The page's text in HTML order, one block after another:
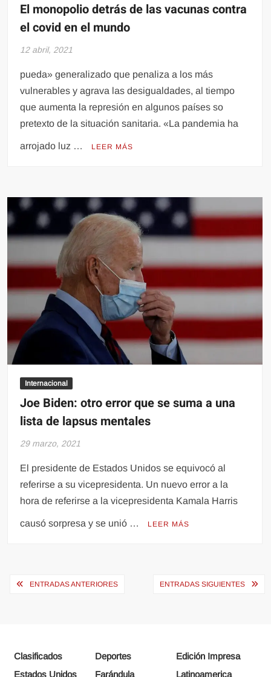
El monopolio detrás de las vacunas contra
el covid en el mundo
12 abril, 2021
pueda» generalizado que penaliza a los más
vulnerables y agrava las desigualdades, al tiempo
que aumenta la represión en algunos países so
pretexto de la situación sanitaria. «La pandemia ha
arrojado luz … LEER MÁS
Internacional
Joe Biden: otro error que se suma a una
lista de lapsus mentales
29 marzo, 2021
El presidente de Estados Unidos se equivocó al
referirse a su vicepresidenta. Un nuevo error a la
hora de referirse a la vicepresidenta Kamala Harris
causó sorpresa y se unió … LEER MÁS
Navegación
ENTRADAS ANTERIORES ENTRADAS SIGUIENTES
Clasificados Deportes
Edición Impresa
Estados Unidos
Farándula Latinoamerica